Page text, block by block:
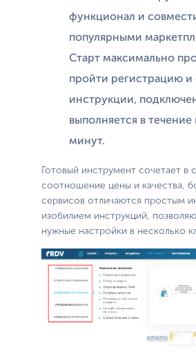
функционал и
популярными
Старт максимально
пройти регистрацию и
инструкции,
выполняется в течение
минут.
Готовый инструмент сочетает в
соотношение цены и качества,
сервисов отличаются простым
изобилием инструкций,
нужные настройки в несколько